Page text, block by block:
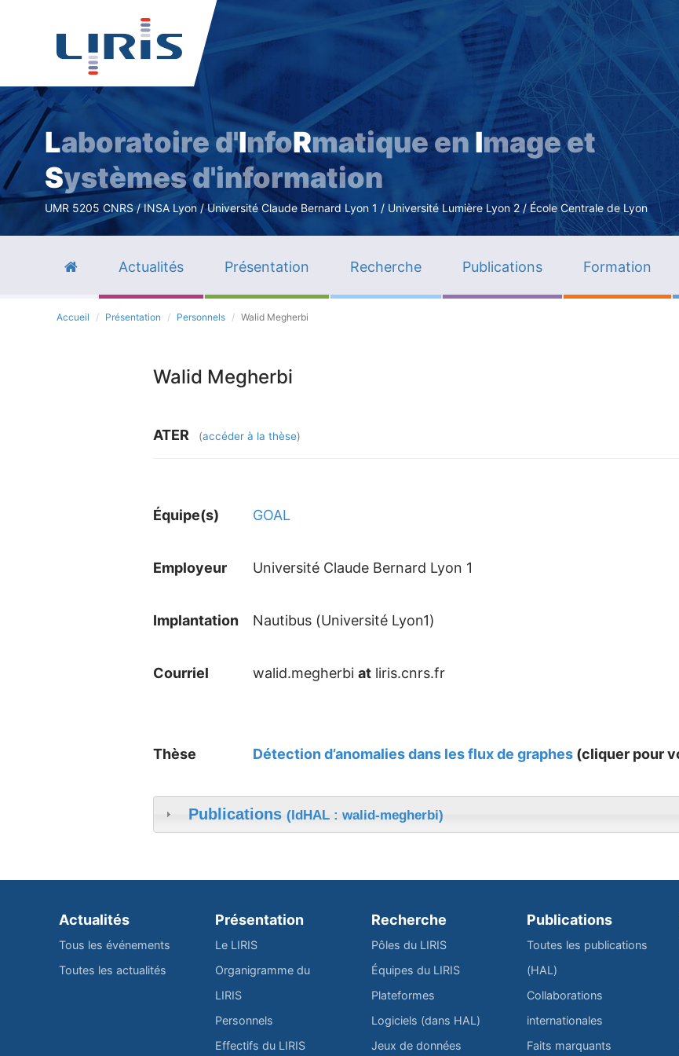
Aller
contenu
principal
Laboratoire d'InfoRmatique en Image et
Systèmes d'information
UMR 5205 CNRS / INSA Lyon / Université Claude Bernard Lyon 1 / Université Lumière Lyon 2 / École Centrale de Lyon
Actualités Présentation Recherche Publications Formation
Accueil Présentation Personnels Walid Megherbi
Walid Megherbi
ATER (accéder à la thèse)
Équipe(s) GOAL
Employeur Université Claude Bernard Lyon 1
Implantation Nautibus (Université Lyon1)
Courriel walid.megherbi at liris.cnrs.fr
Thèse Détection d’anomalies dans les flux de graphes (cliquer pour
Publications (IdHAL : walid-megherbi)
Actualités
Tous les événements
Toutes les actualités
Présentation
Le LIRIS
Organigramme du
LIRIS
Personnels
Effectifs du LIRIS
Recherche
Pôles du LIRIS
Équipes du LIRIS
Plateformes
Logiciels (dans HAL)
Jeux de données
Publications
Toutes les publications
(HAL)
Collaborations
internationales
Faits marquants